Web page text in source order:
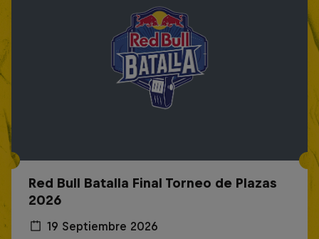
Red Bull Batalla Final Torneo de Plazas
2026
19 Septiembre 2026